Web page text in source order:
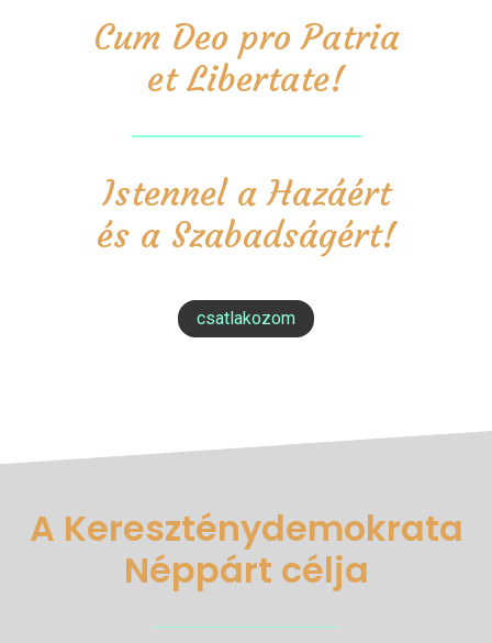
Cum Deo pro Patria
et Libertate!
Istennel a Hazáért
és a Szabadságért!
csatlakozom
A Kereszténydemokrata
Néppárt célja